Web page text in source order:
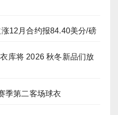
12月合约报84.40美分/磅
库将 2026 秋冬新品们放
季第二客场球衣